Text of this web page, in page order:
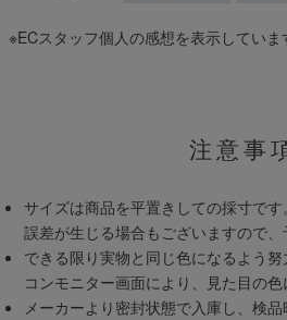
※ECスタッフ個人の感想を表示していま
注意事
サイズは商品を平置きしての採寸で
誤差が生じる場合もございますので、
できる限り実物と同じ色になるよう
コンモニター画面により、見た目の色
メーカーより密封状態で入庫し、検